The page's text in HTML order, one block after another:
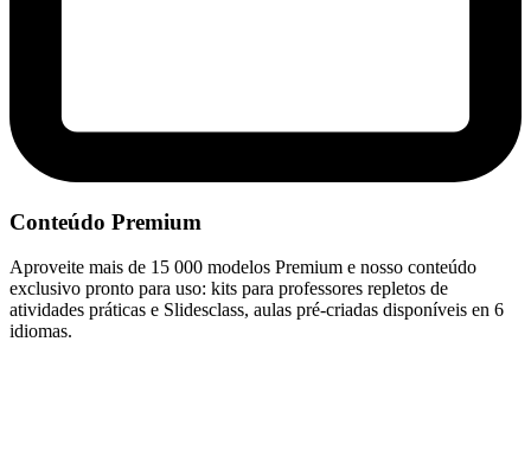
Conteúdo Premium
Aproveite mais de 15 000 modelos Premium e nosso conteúdo
exclusivo pronto para uso: kits para professores repletos de
atividades práticas e Slidesclass, aulas pré-criadas disponíveis en 6
idiomas.